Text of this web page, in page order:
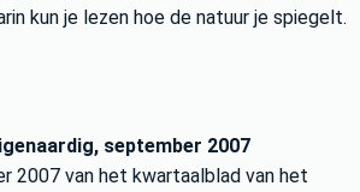
kun je lezen hoe de natuur je spiegelt.
september 2007
2007 van het kwartaalblad van het